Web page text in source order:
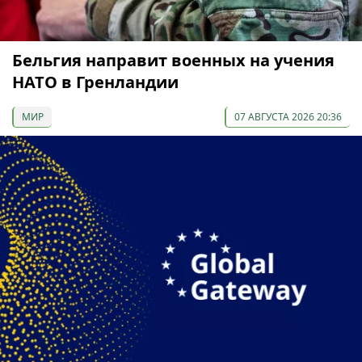
Бельгия направит военных на учения
НАТО в Гренландии
МИР 07 АВГУСТА 2026 20:36